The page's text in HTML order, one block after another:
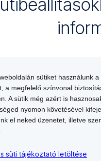
Letöltés
,
Új
ablakban
nyílik
sütiket használunk
a megfelelő színvonal
A sütik még azért is
nyomon követésével
el neked üzenetet, illetve
süti tájékoztató letöltése